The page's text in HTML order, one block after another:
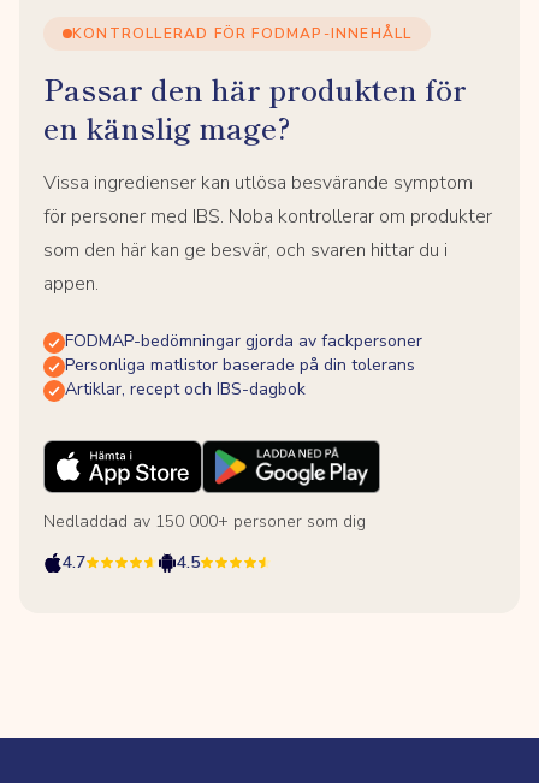
KONTROLLERAD FÖR FODMAP-INNEHÅLL
Passar den här produkten för
en känslig mage?
Vissa ingredienser kan utlösa besvärande symptom
för personer med IBS. Noba kontrollerar om produkter
som den här kan ge besvär, och svaren hittar du i
appen.
FODMAP-bedömningar gjorda av fackpersoner
Personliga matlistor baserade på din tolerans
Artiklar, recept och IBS-dagbok
Nedladdad av 150 000+ personer som dig
4.7
4.5